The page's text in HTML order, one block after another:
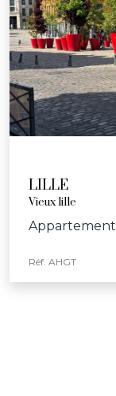
LILLE
Vieux lille
Appartement
Réf. AHGT